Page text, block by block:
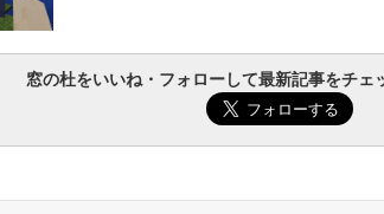
思い通りの絵を引き
出す プロンプトの言
Labo)
んやさしい 教科書:
非エンジニア 初心者
素人 でも安心 使い方
マニュアル AI副業に
もコンテンツ作成に
HTML & CSS
デザイン入門
［第2版］
￥1,292
に優しい、かさばら
ない、大きな画面で
チディスプレイ電子
シグニチャーエディ
ション (32GB) 7イン
チディスプレイ、明
るさ自動調整、色調
調節ライト、12週間
￥27,980
Colorsoft |
トレージ、防
ンチカラーディ
レイ、色調調節
ト、最大8週間
￥31,980
窓の杜をいいね・フォローして最新記事をチェ